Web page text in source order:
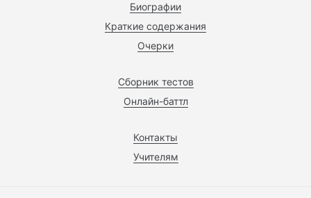
Биографии
Краткие содержания
Очерки
Сборник тестов
Онлайн-баттл
Контакты
Учителям